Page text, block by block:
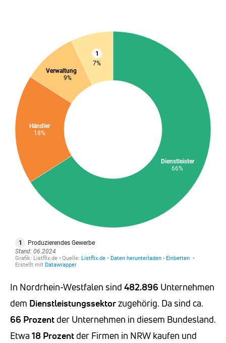
In Nordrhein-Westfalen sind 482.896 Unternehmen
dem Dienstleistungssektorzugehörig. Da sind ca.
66 Prozentder Unternehmen in diesem Bundesland.
Etwa 18 Prozentder Firmen in NRW kaufen und